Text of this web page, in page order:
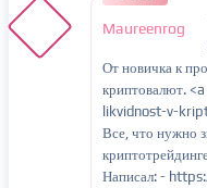
Maureenrog
От новичка к
криптовалют.
likvidnost-v-
Все, что нужно
Написал: -